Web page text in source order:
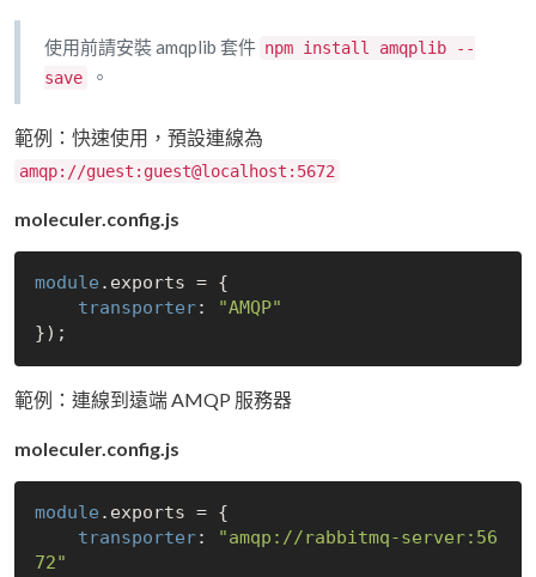
使用前請安裝 amqplib 套件 npm install amqplib --
save
。
範例：快速使用，預設連線為
amqp://guest:guest@localhost:5672
moleculer.config.js
module .exports = {
transporter:
"AMQP"
範例：連線到遠端 AMQP 服務器
moleculer.config.js
module .exports = {
transporter:
"amqp://rabbitmq-server:56
72"